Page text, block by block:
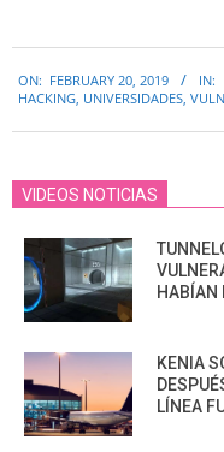
02-
ON: FEBRUARY 20, 2019 IN:
HACKING, UNIVERSIDADES,
VIDEOS NOTICIAS
HABÍAN
KENIA
LÍNEA